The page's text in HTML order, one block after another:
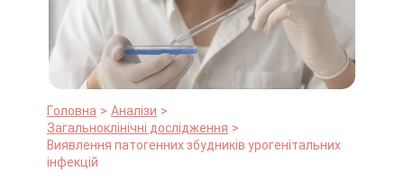
Головна
Аналізи
Загальноклінічні дослідження
Виявлення патогенних збудників урогенітальних
інфекцій